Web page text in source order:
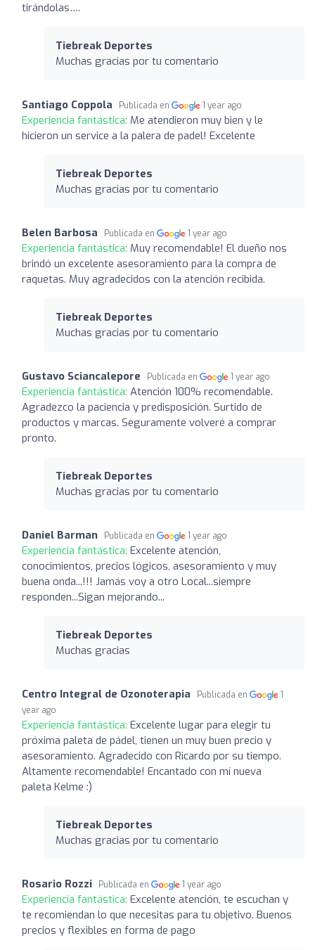
tirándolas….
Tiebreak Deportes
Muchas gracias por tu comentario
Santiago Coppola Publicada en 1 year ago
Experiencia fantástica: Me atendieron muy bien y le
hicieron un service a la palera de padel! Excelente
Tiebreak Deportes
Muchas gracias por tu comentario
Belen Barbosa Publicada en 1 year ago
Experiencia fantástica: Muy recomendable! El dueño nos
brindó un excelente asesoramiento para la compra de
raquetas. Muy agradecidos con la atención recibida.
Tiebreak Deportes
Muchas gracias por tu comentario
Gustavo Sciancalepore Publicada en 1 year ago
Experiencia fantástica: Atención 100% recomendable.
Agradezco la paciencia y predisposición. Surtido de
productos y marcas. Seguramente volveré a comprar
pronto.
Tiebreak Deportes
Muchas gracias por tu comentario
Daniel Barman Publicada en 1 year ago
Experiencia fantástica: Excelente atención,
conocimientos, precios lógicos, asesoramiento y muy
buena onda...!!! Jamás voy a otro Local...siempre
responden...Sigan mejorando...
Tiebreak Deportes
Muchas gracias
Centro Integral de Ozonoterapia Publicada en
1
year ago
Experiencia fantástica: Excelente lugar para elegir tu
próxima paleta de pádel, tienen un muy buen precio y
asesoramiento. Agradecido con Ricardo por su tiempo.
Altamente recomendable! Encantado con mí nueva
paleta Kelme :)
Tiebreak Deportes
Muchas gracias por tu comentario
Rosario Rozzi Publicada en 1 year ago
Experiencia fantástica: Excelente atención, te escuchan y
te recomiendan lo que necesitas para tu objetivo. Buenos
precios y flexibles en forma de pago